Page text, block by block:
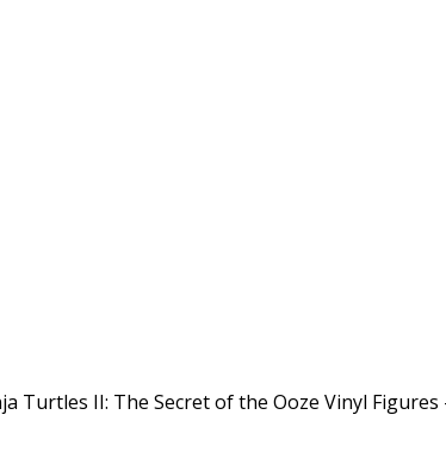
Turtles II: The Secret of the Ooze Vinyl